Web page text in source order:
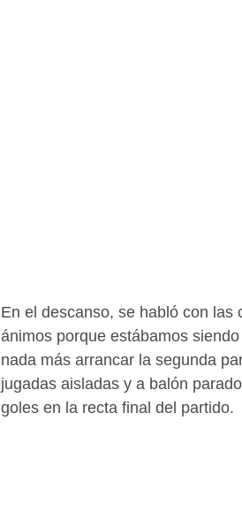
En el descanso, se habló con las
ánimos porque estábamos
nada más arrancar la segunda
jugadas aisladas y a balón
goles en la recta final del partido.